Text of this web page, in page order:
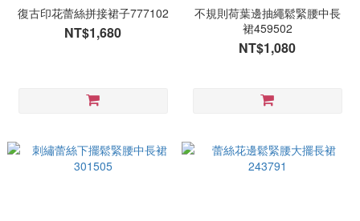
復古印花蕾絲拼接裙子777102
NT$1,680
不規則荷葉邊抽繩鬆緊腰中長
裙459502
NT$1,080